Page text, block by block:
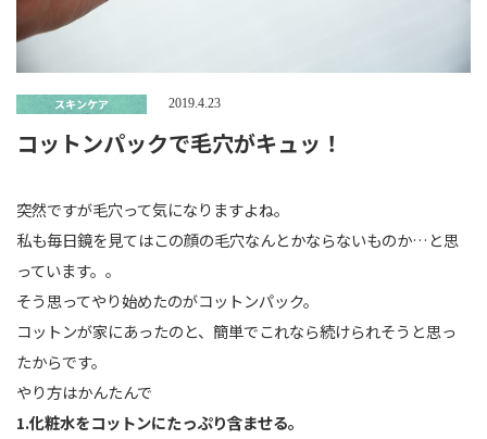
スキンケア 2019.4.23
コットンパックで毛穴がキュッ！
突然ですが毛穴って気になりますよね。
私も毎日鏡を見てはこの顔の毛穴なんとかならないものか…と思
っています。。
そう思ってやり始めたのがコットンパック。
コットンが家にあったのと、簡単でこれなら続けられそうと思っ
たからです。
やり方はかんたんで
1.化粧水をコットンにたっぷり含ませる。